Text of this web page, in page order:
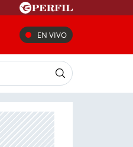
EN VIVO